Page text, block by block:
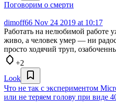
Поговорим о смерти
dimoff66 Nov 24 2019 at 10:17
Работать на нелюбимой работе
живо, а человек умер — ни
просто ходячий труп,
+2
Look
Что не так с экспериментом
или не теряем голову при виде